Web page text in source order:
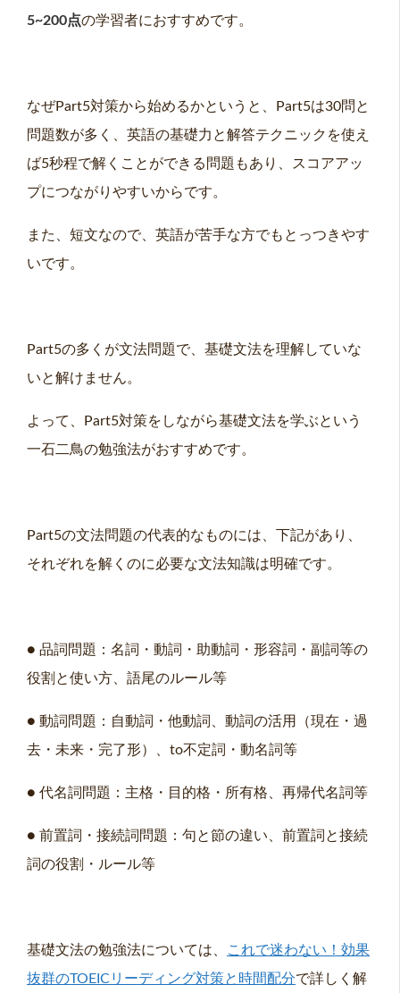
5~200点の学習者におすすめです。
なぜPart5対策から始めるかというと、Part5は30問と
問題数が多く、英語の基礎力と解答テクニックを使え
ば5秒程で解くことができる問題もあり、スコアアッ
プにつながりやすいからです。
また、短文なので、英語が苦手な方でもとっつきやす
いです。
Part5の多くが文法問題で、基礎文法を理解していな
いと解けません。
よって、Part5対策をしながら基礎文法を学ぶという
一石二鳥の勉強法がおすすめです。
Part5の文法問題の代表的なものには、下記があり、
それぞれを解くのに必要な文法知識は明確です。
● 品詞問題：名詞・動詞・助動詞・形容詞・副詞等の
役割と使い方、語尾のルール等
● 動詞問題：自動詞・他動詞、動詞の活用（現在・過
去・未来・完了形）、to不定詞・動名詞等
● 代名詞問題：主格・目的格・所有格、再帰代名詞等
● 前置詞・接続詞問題：句と節の違い、前置詞と接続
詞の役割・ルール等
基礎文法の勉強法については、
これで迷わない！効果
抜群のTOEICリーディング対策と時間配分で詳しく解